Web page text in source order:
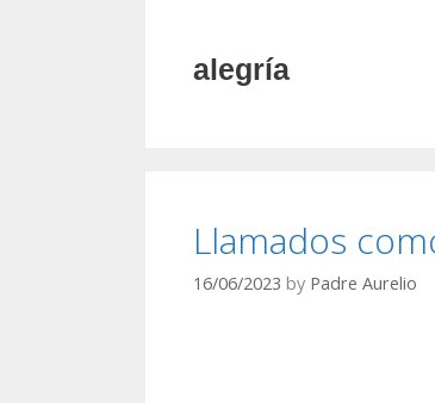
alegría
Llamados
16/06/2023 by Padre Aurelio